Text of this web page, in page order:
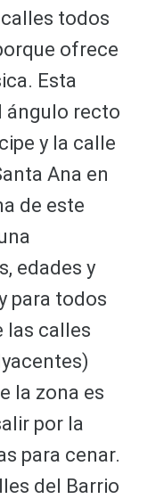
todos
ofrece
Esta
ángulo recto
y la calle
Ana en
de este
edades y
para todos
las calles
la zona es
por la
para cenar.
del Barrio